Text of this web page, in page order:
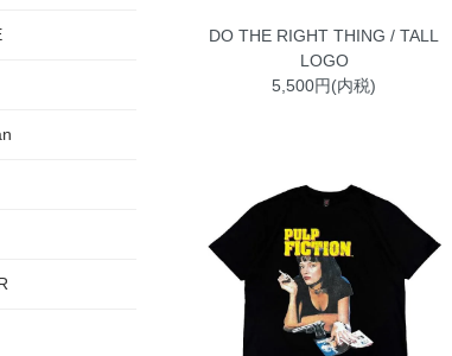
DO THE RIGHT THING / TALL
LOGO
5,500円(内税)